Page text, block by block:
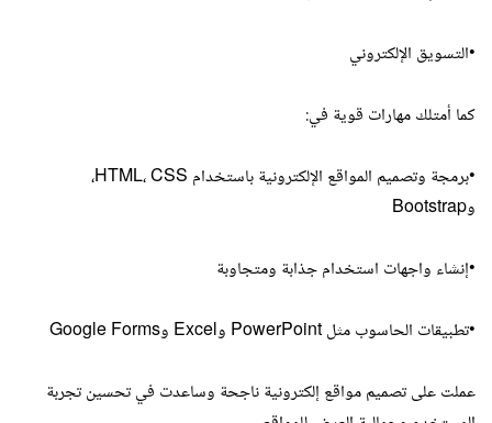
•التسويق الإلكتروني
كما أمتلك مهارات قوية في:
•برمجة وتصميم المواقع الإلكترونية باستخدام HTML، CSS،
وBootstrap
•إنشاء واجهات استخدام جذابة ومتجاوبة
•تطبيقات الحاسوب مثل PowerPoint وExcel وGoogle Forms
عملت على تصميم مواقع إلكترونية ناجحة وساعدت في تحسين تجربة